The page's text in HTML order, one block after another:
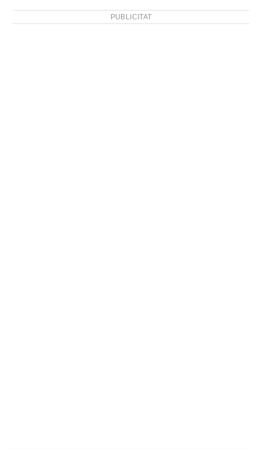
PUBLICITAT